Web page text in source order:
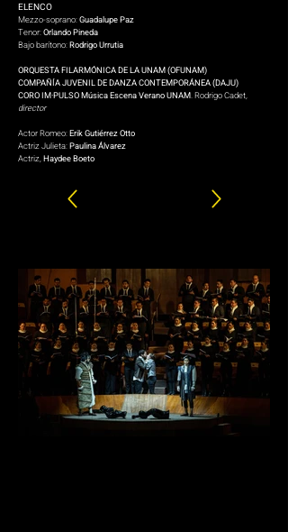
ELENCO
Mezzo-soprano:Guadalupe Paz
Tenor:Orlando Pineda
Bajo barítono:Rodrigo Urrutia
ORQUESTA FILARMÓNICA DE LA UNAM (OFUNAM)
COMPAÑÍA JUVENIL DE DANZA CONTEMPORÁNEA (DAJU)
CORO IM·PULSO Música Escena Verano UNAM. Rodrigo Cadet,
director
Actor Romeo:Erik Gutiérrez Otto
Actriz Julieta:Paulina Álvarez
Actriz,Haydee Boeto